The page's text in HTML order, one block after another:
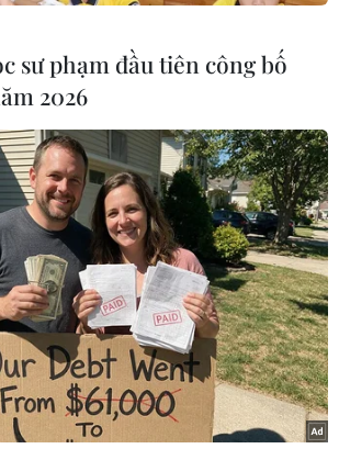
tới một không gian sống tốt
chức đặt ra là: Sống an toàn,
tiện lợi, sống thông minh, sống
thăng hoa.
hỗ trợ sự phát triển và kết nối
trúc-thiết kế trên quy mô toàn
các hoạt động đa dạng như:
thực nghiệm, tọa đàm, triển
cứu liên ngành...
xanh đô thị: Cần có chính
nguồn đầu tư]
nghiên cứu thông thường,
đến sự liên kết giữa thực tế
sư phạm đầu tiên công bố
2026